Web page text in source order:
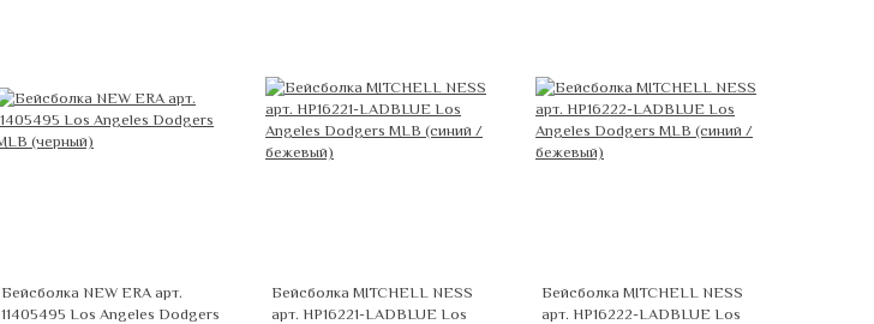
Бейсболка NEW ERA арт.
11405495 Los Angeles Dodgers
Бейсболка MITCHELL NESS
арт. HP16221-LADBLUE Los
Бейсболка MITCHELL NESS
арт. HP16222-LADBLUE Los